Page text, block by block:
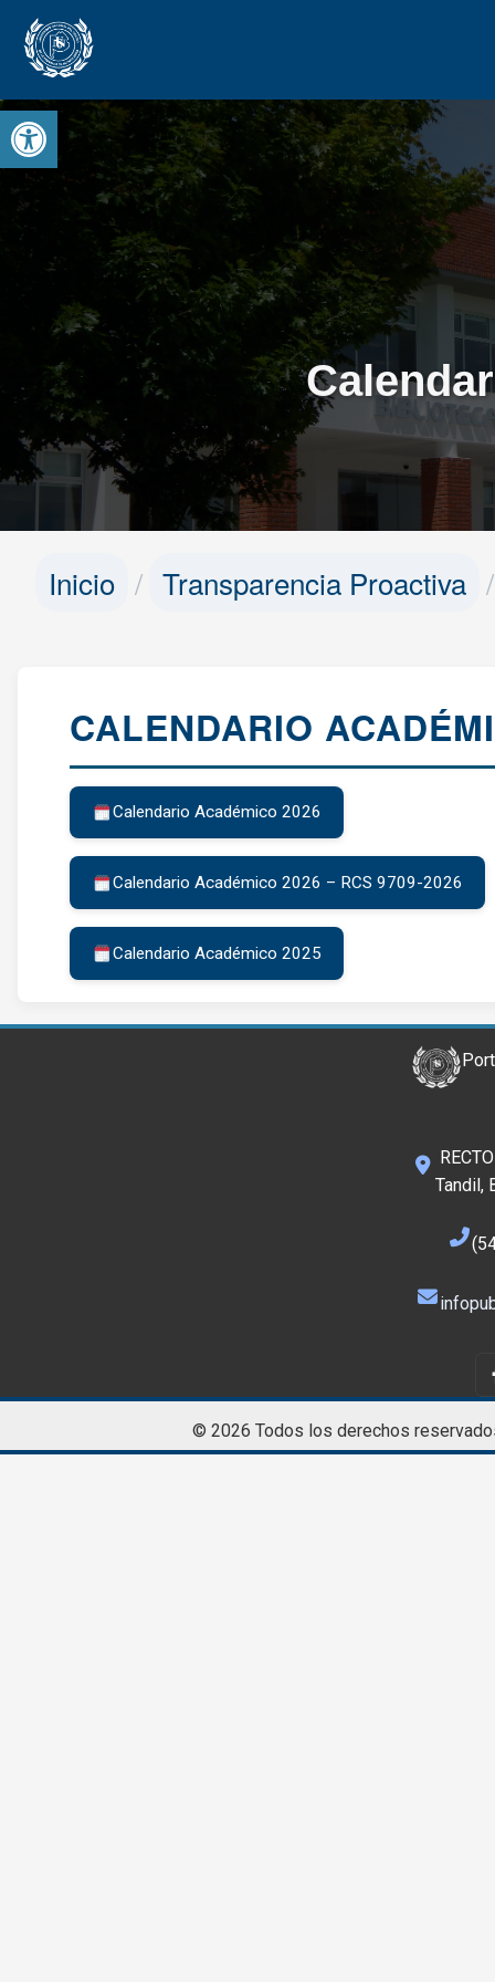
Open toolbar
Inicio Transparencia Proactiva
CALENDARIO
Calendario Académico 2026
Calendario Académico 2026 – RCS 9709-2026
Calendario Académico 2025
Tandil,
© 2026 Todos los derechos